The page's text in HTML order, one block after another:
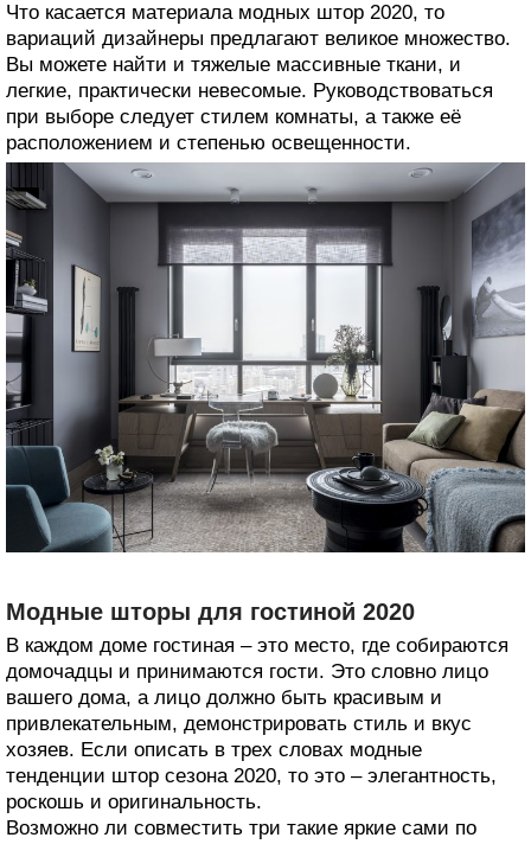
Что касается материала модных штор 2020, то
вариаций дизайнеры предлагают великое множество.
Вы можете найти и тяжелые массивные ткани, и
легкие, практически невесомые. Руководствоваться
при выборе следует стилем комнаты, а также её
расположением и степенью освещенности.
Модные шторы для гостиной 2020
В каждом доме гостиная – это место, где собираются
домочадцы и принимаются гости. Это словно лицо
вашего дома, а лицо должно быть красивым и
привлекательным, демонстрировать стиль и вкус
хозяев. Если описать в трех словах модные
тенденции штор сезона 2020, то это – элегантность,
роскошь и оригинальность.
Возможно ли совместить три такие яркие сами по